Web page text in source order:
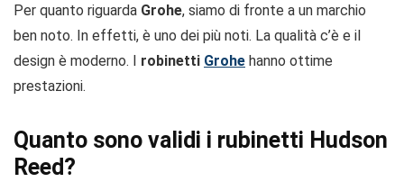
Per quanto riguarda Grohe, siamo di fronte a un marchio
ben noto. In effetti, è uno dei più noti. La qualità c’è e il
design è moderno. I robinetti Grohe hanno ottime
prestazioni.
Quanto sono validi i rubinetti Hudson
Reed?